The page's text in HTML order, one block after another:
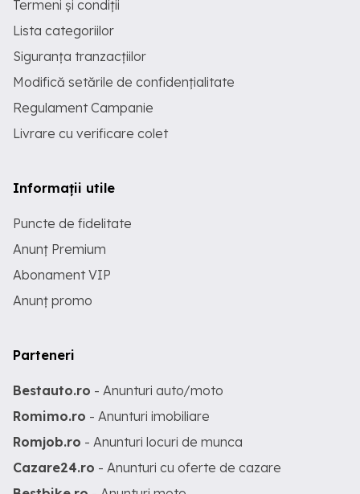
Termeni și condiții
Lista categoriilor
Siguranța tranzacțiilor
Modifică setările de confidențialitate
Regulament Campanie
Livrare cu verificare colet
Informații utile
Puncte de fidelitate
Anunț Premium
Abonament VIP
Anunț promo
Parteneri
Bestauto.ro - Anunturi auto/moto
Romimo.ro - Anunturi imobiliare
Romjob.ro - Anunturi locuri de munca
Cazare24.ro - Anunturi cu oferte de cazare